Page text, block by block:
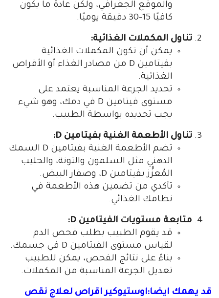
والموقع الجغرافي، ولكن عادةً ما يكون
كافيًا 15-30 دقيقة يوميًا.
تناول المكملات الغذائية:
يمكن أن تكون المكملات الغذائية
بفيتامين D من مصادر الغذاء أو الأقراص
الغذائية.
تحديد الجرعة المناسبة يعتمد على
مستوى فيتامين D في دمك، وهو شيء
يجب تحديده بواسطة الطبيب.
تناول الأطعمة الغنية بفيتامين D:
تضم الأطعمة الغنية بفيتامين D السمك
الدهني مثل السلمون والتونة، والحليب
المُعزَّز بفيتامين D، وصفار البيض.
تأكدي من تضمين هذه الأطعمة في
نظامك الغذائي.
متابعة مستويات الفيتامين D:
قد يقوم الطبيب بطلب فحص الدم
لقياس مستوى الفيتامين D في جسمك.
بناءً على نتائج الفحص، يمكن للطبيب
تعديل الجرعة المناسبة من المكملات.
قد يهمك ايضا:اوستيوكير اقراص لعلاج نقص